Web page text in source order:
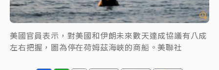
美國官員表示，對美國和伊朗未來數天達成協議有八成
左右把握，圖為停在荷姆茲海峽的商船。美聯社